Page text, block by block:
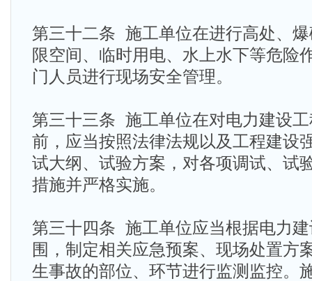
第三十二条 施工单位在进行高处、
限空间、临时用电、水上水下等危险
门人员进行现场安全管理。
第三十三条 施工单位在对电力建设
前，应当按照法律法规以及工程建设
试大纲、试验方案，对各项调试、试
措施并严格实施。
第三十四条 施工单位应当根据电力
围，制定相关应急预案、现场处置方
生事故的部位、环节进行监测监控。